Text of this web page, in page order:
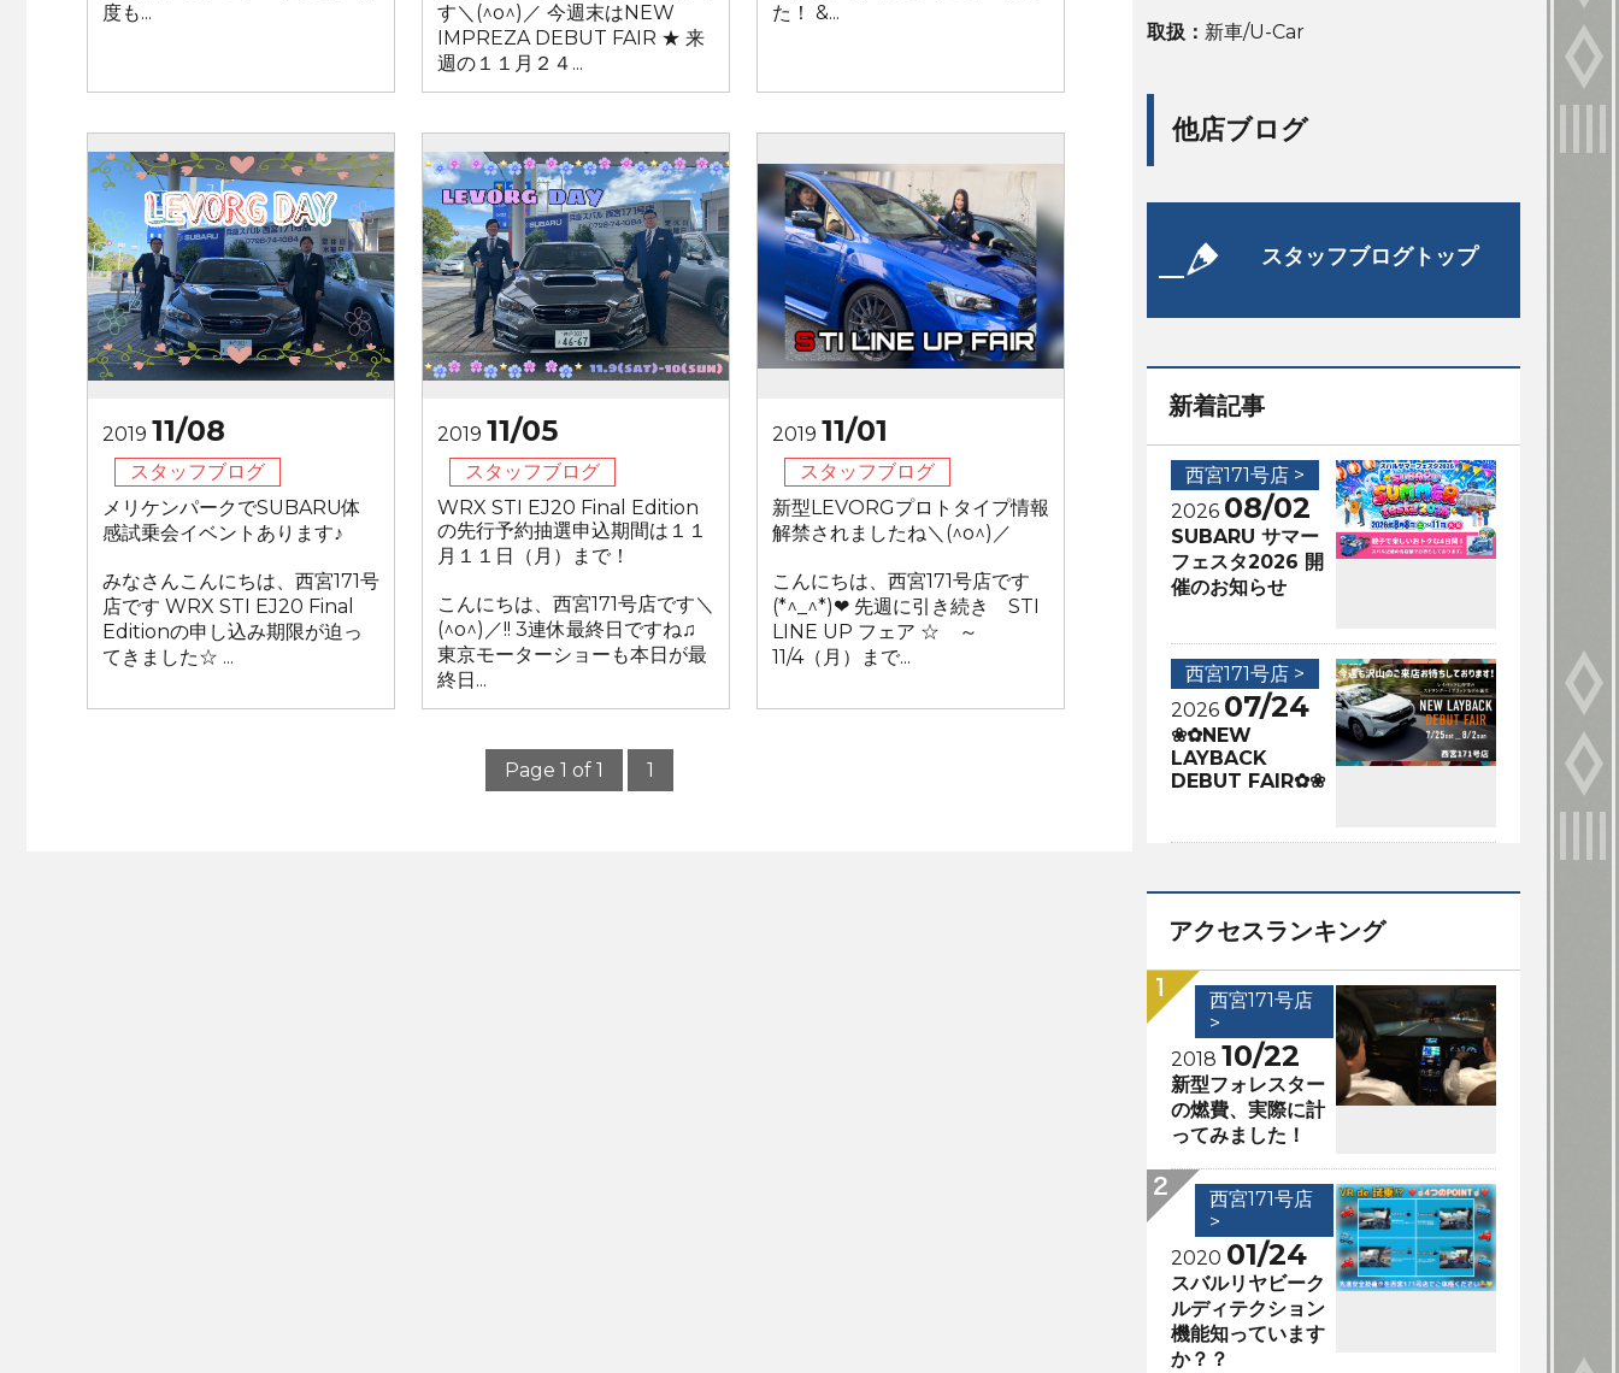
度も...
す＼(^o^)／ 今週末はNEW
IMPREZA DEBUT FAIR ★ 来
週の１１月２４...
た！ &...
2019 11/08
スタッフブログ
メリケンパークでSUBARU体
感試乗会イベントあります♪
みなさんこんにちは、西宮171号
店です WRX STI EJ20 Final
Editionの申し込み期限が迫っ
てきました☆ ...
2019 11/05
スタッフブログ
WRX STI EJ20 Final Edition
の先行予約抽選申込期間は１１
月１１日（月）まで！
こんにちは、西宮171号店です＼
(^o^)／!! 3連休最終日ですね♫
東京モーターショーも本日が最
終日...
2019 11/01
スタッフブログ
新型LEVORGプロトタイプ情報
解禁されましたね＼(^o^)／
こんにちは、西宮171号店です
(*^_^*)❤ 先週に引き続き STI
LINE UP フェア ☆ ～
11/4（月）まで...
Page 1 of 1 1
取扱： 新車/U-Car
他店ブログ
スタッフブログトップ
新着記事
西宮171号店 >
2026 08/02
SUBARU サマー
フェスタ2026 開
催のお知らせ
西宮171号店 >
2026 07/24
❀✿NEW
LAYBACK
DEBUT FAIR✿❀
アクセスランキング
西宮171号店
>
2018 10/22
新型フォレスター
の燃費、実際に計
ってみました！
西宮171号店
>
2020 01/24
スバルリヤビーク
ルディテクション
機能知っています
か？？